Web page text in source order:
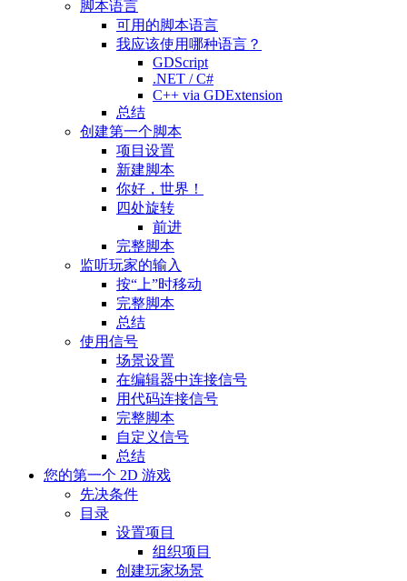
脚本语言
可用的脚本语言
我应该使用哪种语言？
GDScript
.NET / C#
C++ via GDExtension
总结
创建第一个脚本
项目设置
新建脚本
你好，世界！
四处旋转
前进
完整脚本
监听玩家的输入
按“上”时移动
完整脚本
总结
使用信号
场景设置
在编辑器中连接信号
用代码连接信号
完整脚本
自定义信号
总结
您的第一个 2D 游戏
先决条件
目录
设置项目
组织项目
创建玩家场景